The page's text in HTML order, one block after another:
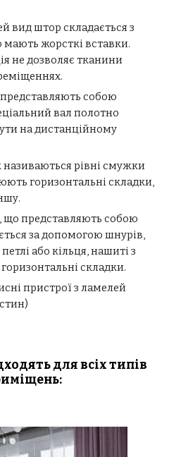
вид штор складається з
жорсткі вставки.
не дозволяє тканини
собою
вал полотно
на дистанційному
називаються рівні смужки
горизонтальні складки,
що представляють собою
за допомогою шнурів,
або кільця, нашиті з
складки.
пристрої з ламелей
для всіх типів